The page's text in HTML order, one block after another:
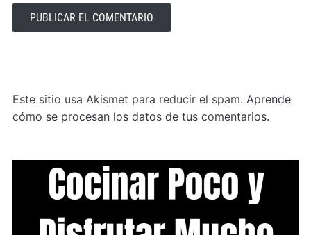
Este sitio usa Akismet para reducir el spam. Aprende
cómo se procesan los datos de tus comentarios.